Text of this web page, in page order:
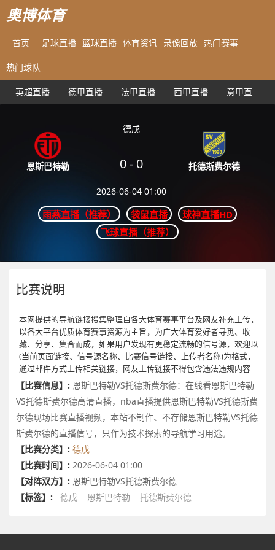
奥博体育
首页 足球直播 篮球直播 体育资讯 录像回放 热门赛事
热门球队
英超直播 德甲直播 法甲直播 西甲直播 意甲直播
恩斯巴特勒
德戊
0- 0
2026-06-04 01:00
托德斯费尔德
雨燕直播（推荐） 袋鼠直播
球神直播HD
飞球直播（推荐）
比赛说明
本网提供的导航链接搜集整理自各大体育赛事平台及网友补充上传，
以各大平台优质体育赛事资源为主旨，为广大体育爱好者寻觅、收
藏、分享、集合而成，如果用户发现有更稳定流畅的信号源，欢迎以
(当前页面链接、信号源名称、比赛信号链接、上传者名称)为格式，
通过邮件方式上传相关链接，网友上传链接不得包含违法违规内容
【比赛信息】: 恩斯巴特勒VS托德斯费尔德：在线看恩斯巴特勒
VS托德斯费尔德高清直播，nba直播提供恩斯巴特勒VS托德斯费
尔德现场比赛直播视频，本站不制作、不存储恩斯巴特勒VS托德
斯费尔德的直播信号，只作为技术探索的导航学习用途。
【比赛分类】: 德戊
【比赛时间】: 2026-06-04 01:00
【对阵双方】: 恩斯巴特勒VS托德斯费尔德
【标签】:
德戊 恩斯巴特勒 托德斯费尔德